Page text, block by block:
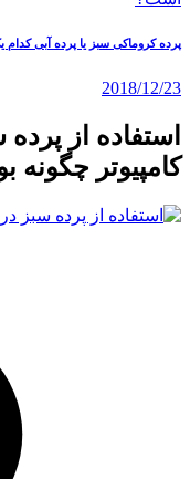
پرده کروماکی سبز یا پرده آبی
2018/12/23
استفاده از
کامپیوتر چگونه